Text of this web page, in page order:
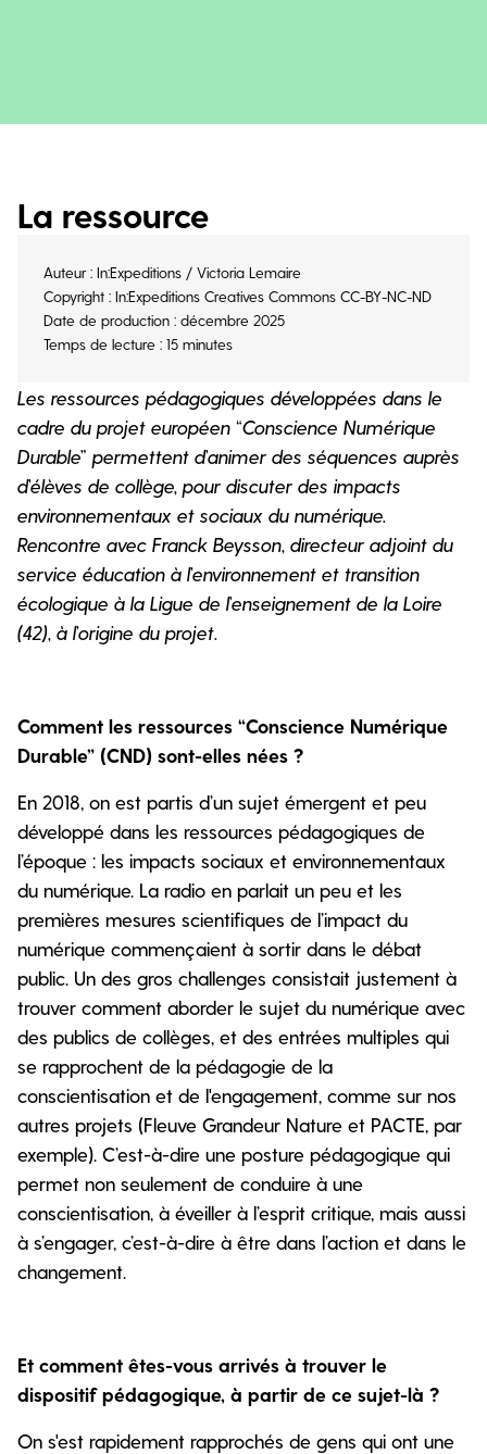
La ressource
Auteur : In:Expeditions / Victoria Lemaire
Copyright : In:Expeditions Creatives Commons CC-BY-NC-ND
Date de production : décembre 2025
Temps de lecture : 15 minutes
Les ressources pédagogiques développées dans le
cadre du projet européen “Conscience Numérique
Durable” permettent d’animer des séquences auprès
d’élèves de collège, pour discuter des impacts
environnementaux et sociaux du numérique.
Rencontre avec Franck Beysson, directeur adjoint du
service éducation à l’environnement et transition
écologique à la Ligue de l’enseignement de la Loire
(42), à l’origine du projet.
Comment les ressources “Conscience Numérique
Durable” (CND) sont-elles nées ?
En 2018, on est partis d’un sujet émergent et peu
développé dans les ressources pédagogiques de
l’époque : les impacts sociaux et environnementaux
du numérique. La radio en parlait un peu et les
premières mesures scientifiques de l’impact du
numérique commençaient à sortir dans le débat
public. Un des gros challenges consistait justement à
trouver comment aborder le sujet du numérique avec
des publics de collèges, et des entrées multiples qui
se rapprochent de la pédagogie de la
conscientisation et de l'engagement, comme sur nos
autres projets (Fleuve Grandeur Nature et PACTE, par
exemple). C’est-à-dire une posture pédagogique qui
permet non seulement de conduire à une
conscientisation, à éveiller à l’esprit critique, mais aussi
à s’engager, c’est-à-dire à être dans l’action et dans le
changement.
Et comment êtes-vous arrivés à trouver le
dispositif pédagogique, à partir de ce sujet-là ?
On s'est rapidement rapprochés de gens qui ont une